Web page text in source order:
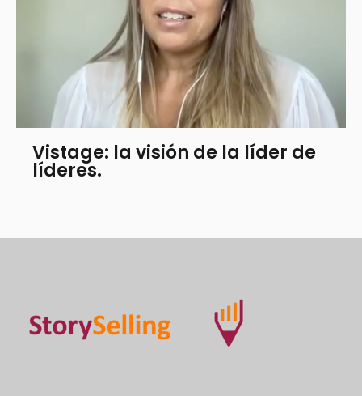
Vistage: la visión de la líder de
líderes.